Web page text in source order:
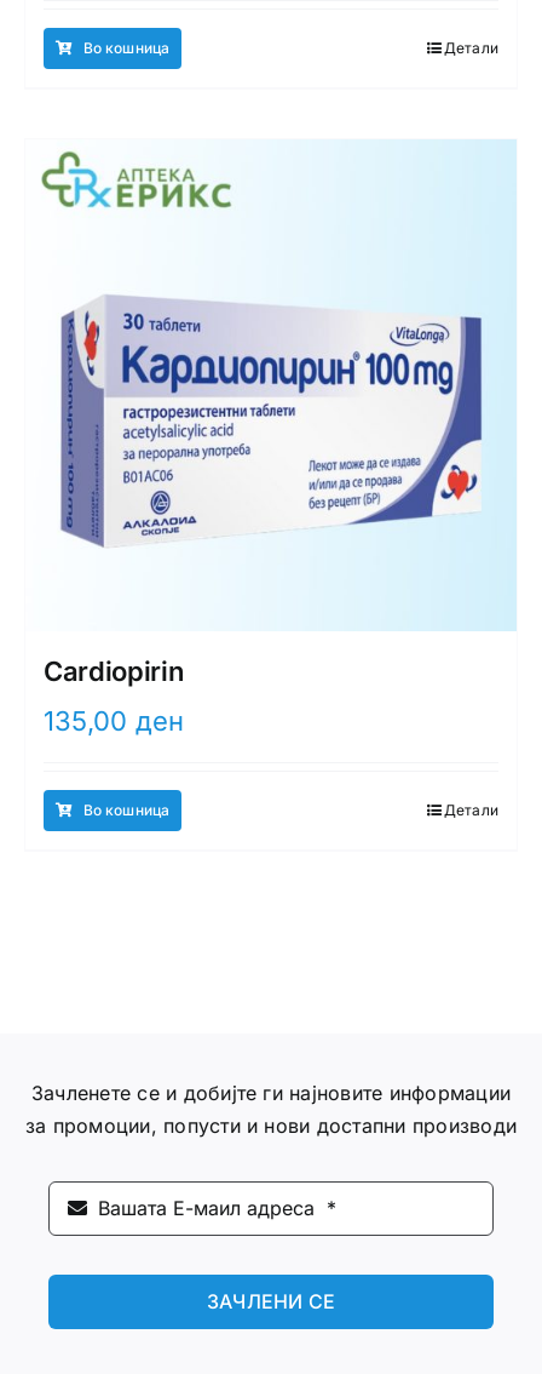
Во кошница Детали
Cardiopirin
135,00 ден
Во кошница Детали
Зачленете се и добијте ги најновите информации
за промоции, попусти и нови достапни производи
ЗАЧЛЕНИ СЕ